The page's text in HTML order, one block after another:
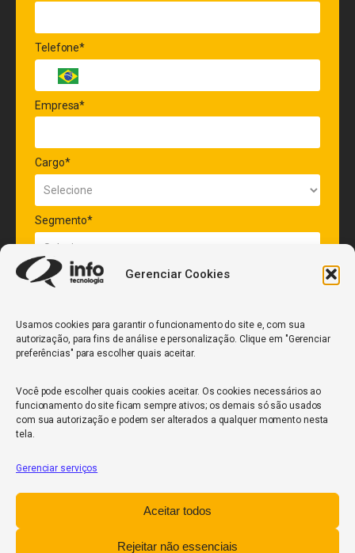
Gerenciar Cookies
Usamos cookies para garantir o funcionamento do site e, com sua
autorização, para fins de análise e personalização. Clique em "Gerenciar
preferências" para escolher quais aceitar.
Você pode escolher quais cookies aceitar. Os cookies necessários ao
funcionamento do site ficam sempre ativos; os demais só são usados
com sua autorização e podem ser alterados a qualquer momento nesta
tela.
Gerenciar serviços
Aceitar todos
Rejeitar não essenciais
Telefone*
Empresa*
Cargo*
Segmento*
Quantidade de veículos da frota*
ENVIAR
InfoCore